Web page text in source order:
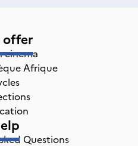
offer
cinema
Afrique
Questions